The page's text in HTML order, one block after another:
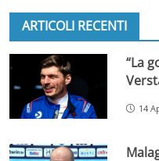
ARTICOLI RECENTI
“La
14